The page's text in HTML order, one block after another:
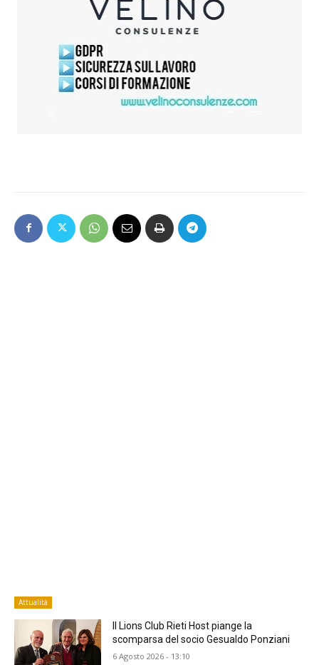
Attualità
Il Lions Club Rieti Host piange la
scomparsa del socio Gesualdo Ponziani
6 Agosto 2026 - 13:10